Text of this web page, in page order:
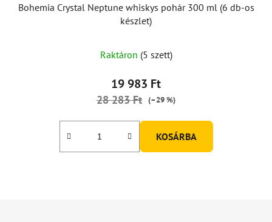
Bohemia Crystal Neptune whiskys pohár 300 ml (6 db-os
készlet)
Raktáron (5 szett)
19 983 Ft
28 283 Ft (–29 %)
KOSÁRBA